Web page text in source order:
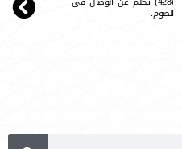
الصوم.